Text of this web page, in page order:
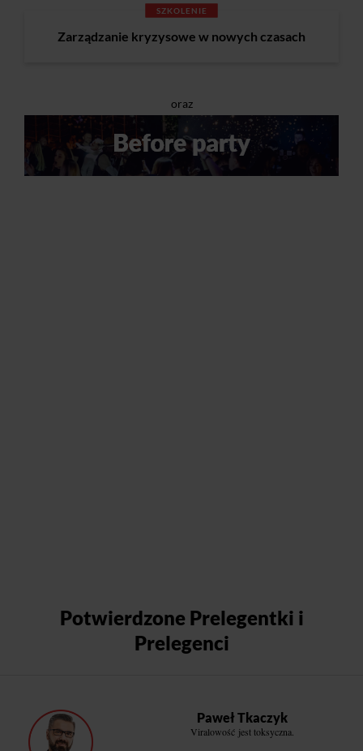
SZKOLENIE
Zarządzanie kryzysowe w nowych czasach
oraz
Potwierdzone Prelegentki i
Prelegenci
Paweł Tkaczyk
Viralowość jest toksyczna.